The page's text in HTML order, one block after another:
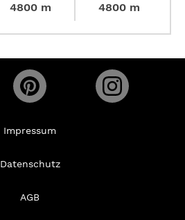
4800 m
4800 m
Impressum
Datenschutz
AGB